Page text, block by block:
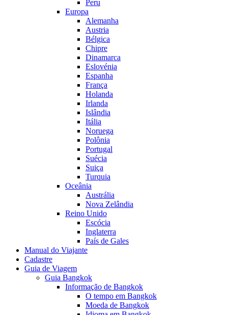
Peru
Europa
Alemanha
Austria
Bélgica
Chipre
Dinamarca
Eslovénia
Espanha
França
Holanda
Irlanda
Islândia
Itália
Noruega
Polônia
Portugal
Suécia
Suiça
Turquia
Oceânia
Austrália
Nova Zelândia
Reino Unido
Escócia
Inglaterra
País de Gales
Manual do Viajante
Cadastre
Guia de Viagem
Guia Bangkok
Informação de Bangkok
O tempo em Bangkok
Moeda de Bangkok